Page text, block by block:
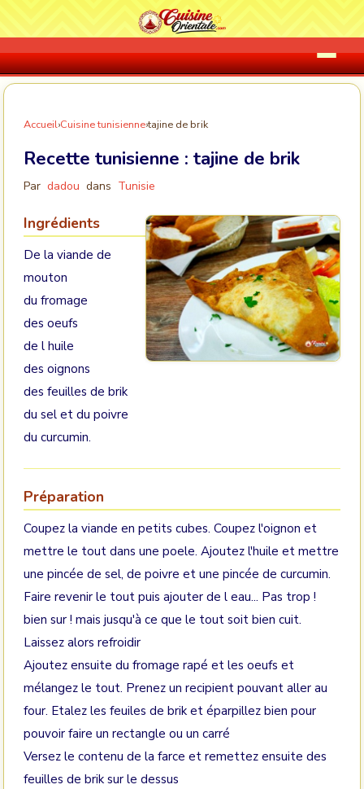
Accueil›Cuisine tunisienne›tajine de brik
Recette tunisienne : tajine de brik
Par dadou dans Tunisie
Ingrédients
De la viande de
mouton
du fromage
des oeufs
de l huile
des oignons
des feuilles de brik
du sel et du poivre
du curcumin.
Préparation
Coupez la viande en petits cubes. Coupez l'oignon et
mettre le tout dans une poele. Ajoutez l'huile et mettre
une pincée de sel, de poivre et une pincée de curcumin.
Faire revenir le tout puis ajouter de l eau... Pas trop !
bien sur ! mais jusqu'à ce que le tout soit bien cuit.
Laissez alors refroidir
Ajoutez ensuite du fromage rapé et les oeufs et
mélangez le tout. Prenez un recipient pouvant aller au
four. Etalez les feuiles de brik et éparpillez bien pour
pouvoir faire un rectangle ou un carré
Versez le contenu de la farce et remettez ensuite des
feuilles de brik sur le dessus